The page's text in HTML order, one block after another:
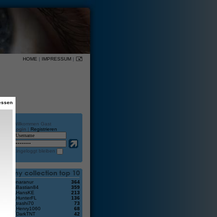
HOME | IMPRESSUM |
Willkommen Gast
Login | Registrieren
Eingeloggt bleiben
naranur
364
Bastian84
359
HansKE
213
HunterFL
136
trashi70
73
Henry1060
68
DarkTNT
42